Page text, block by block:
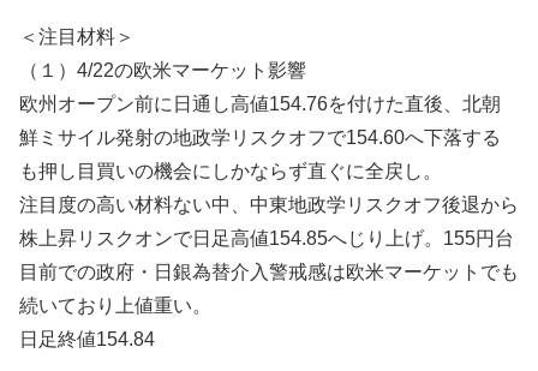
＜注目材料＞
（１）4/22の欧米マーケット影響
欧州オープン前に日通し高値154.76を付けた直後、北朝
鮮ミサイル発射の地政学リスクオフで154.60へ下落する
も押し目買いの機会にしかならず直ぐに全戻し。
注目度の高い材料ない中、中東地政学リスクオフ後退から
株上昇リスクオンで日足高値154.85へじり上げ。155円台
目前での政府・日銀為替介入警戒感は欧米マーケットでも
続いており上値重い。
日足終値154.84